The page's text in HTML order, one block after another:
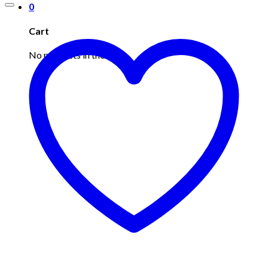
0
Cart
No products in the cart.